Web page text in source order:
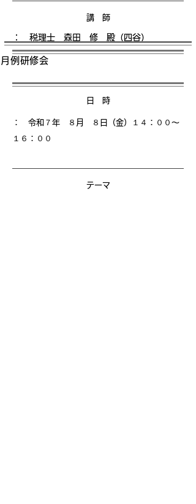
講 師
： 税理士 森田 修 殿（四谷）
月例研修会
日 時
： 令和７年 ８月 ８日（金）１４
：００〜
１６：００
テーマ